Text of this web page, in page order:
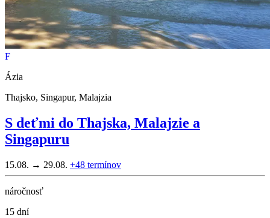
F
Ázia
Thajsko, Singapur, Malajzia
S deťmi do Thajska, Malajzie a
Singapuru
15.08. → 29.08. +48 termínov
náročnosť
15 dní